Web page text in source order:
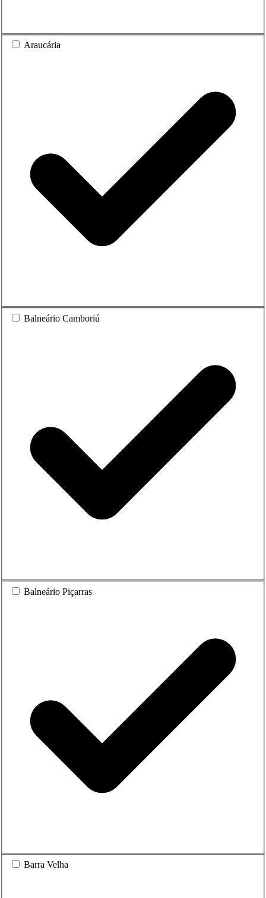
Araucária
Balneário Camboriú
Balneário Piçarras
Barra Velha